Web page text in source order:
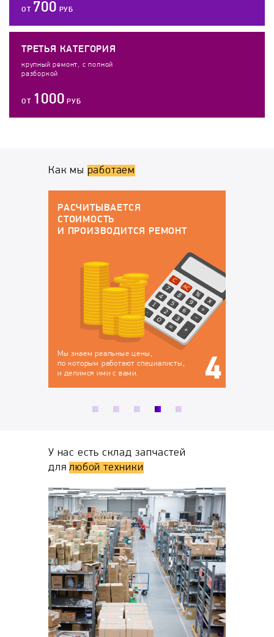
ОТ 700 РУБ
ТРЕТЬЯ КАТЕГОРИЯ
крупный ремонт, с полной
разборкой
ОТ 1000 РУБ
Как мы работаем
ГАРАНТИЙНОЕ ОБСЛУЖИВАНИЕ
По окончанию работ у вас будут все
докменты:
закрепляется
ответственность за
сохранность вашего
техники на время
ремонта
котором перечислены
устранённые
неисправности, на
которые будет
действовать гарантия
У нас есть склад запчастей
длялюбой техники